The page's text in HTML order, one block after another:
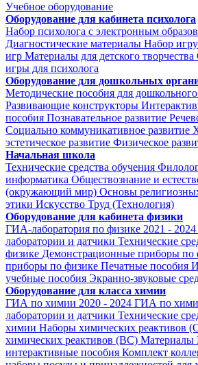
Учебное оборудование
Оборудование для кабинета психолога
Набор психолога с электронным
Диагностические материалы Набор
игр Материалы для детского творчества
игры для психолога
Оборудование для дошкольных
Методические пособия для
Развивающие конструкторы
пособия Познавательное развитие
Социально коммуникативное развитие
эстетическое развитие Физическое
Начальная школа
Технические средства обучения
информатика Обществознание и
(окружающий мир) Основы
этики Искусство Труд (Технология)
Оборудование для кабинета физики
ГИА-лаборатория по физике 2021 - 2024
лаборатории и датчики Технические
физике Демонстрационные приборы по
приборы по физике Печатные пособия
учебные пособия Экранно-звуковые
Оборудование для класса химии
ГИА по химии 2020 - 2024 ГИА по
лаборатории и датчики Технические
химии Наборы химических реактивов
химических реактивов (ВС) Материалы
интерактивные пособия Комплект